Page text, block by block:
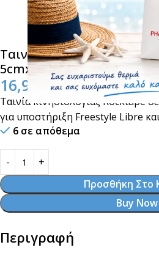
Ταινία κινησιολογίας
5cmx5m
16,90
Ταινία κινησιολογίας Rocktape
για υποστήριξη Freestyle Libre
6 σε απόθεμα
Προσθήκη Στο
Buy Now
Περιγραφή